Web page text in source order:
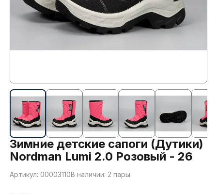
Зимние детские сапоги (Дутики)
Nordman Lumi 2.0 Розовый - 26
Артикул: 00003110В наличии: 2 пары